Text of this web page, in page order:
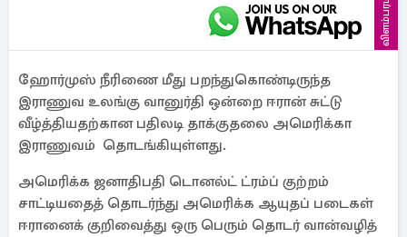
விளம்பரம்
ஹோர்முஸ் நீரிணை மீது பறந்துகொண்டிருந்த
இராணுவ உலங்கு வானுர்தி ஒன்றை ஈரான் சுட்டு
வீழ்த்தியதற்கான பதிலடி தாக்குதலை அமெரிக்கா
இராணுவம் தொடங்கியுள்ளது.
அமெரிக்க ஜனாதிபதி டொனல்ட் ட்ரம்ப் குற்றம்
சாட்டியதைத் தொடர்ந்து அமெரிக்க ஆயுதப் படைகள்
ஈரானைக் குறிவைத்து ஒரு பெரும் தொடர் வான்வழித்